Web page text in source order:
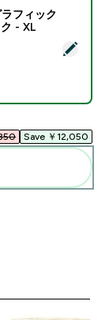
ジン グラフィ
フィック
- XL
Save ￥12,050‎